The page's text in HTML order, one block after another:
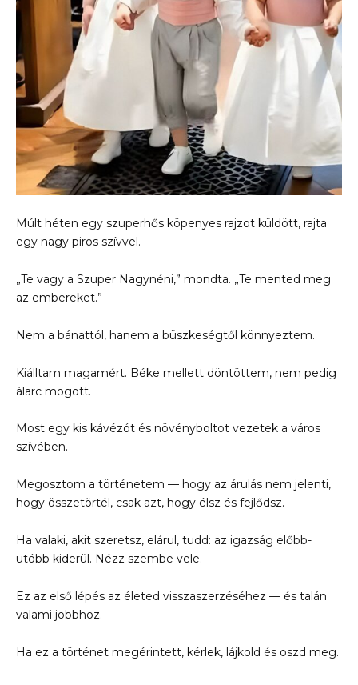
Múlt héten egy szuperhős köpenyes rajzot küldött, rajta
egy nagy piros szívvel.
„Te vagy a Szuper Nagynéni,” mondta. „Te mented meg
az embereket.”
Nem a bánattól, hanem a büszkeségtől könnyeztem.
Kiálltam magamért. Béke mellett döntöttem, nem pedig
álarc mögött.
Most egy kis kávézót és növényboltot vezetek a város
szívében.
Megosztom a történetem — hogy az árulás nem jelenti,
hogy összetörtél, csak azt, hogy élsz és fejlődsz.
Ha valaki, akit szeretsz, elárul, tudd: az igazság előbb-
utóbb kiderül. Nézz szembe vele.
Ez az első lépés az életed visszaszerzéséhez — és talán
valami jobbhoz.
Ha ez a történet megérintett, kérlek, lájkold és oszd meg.